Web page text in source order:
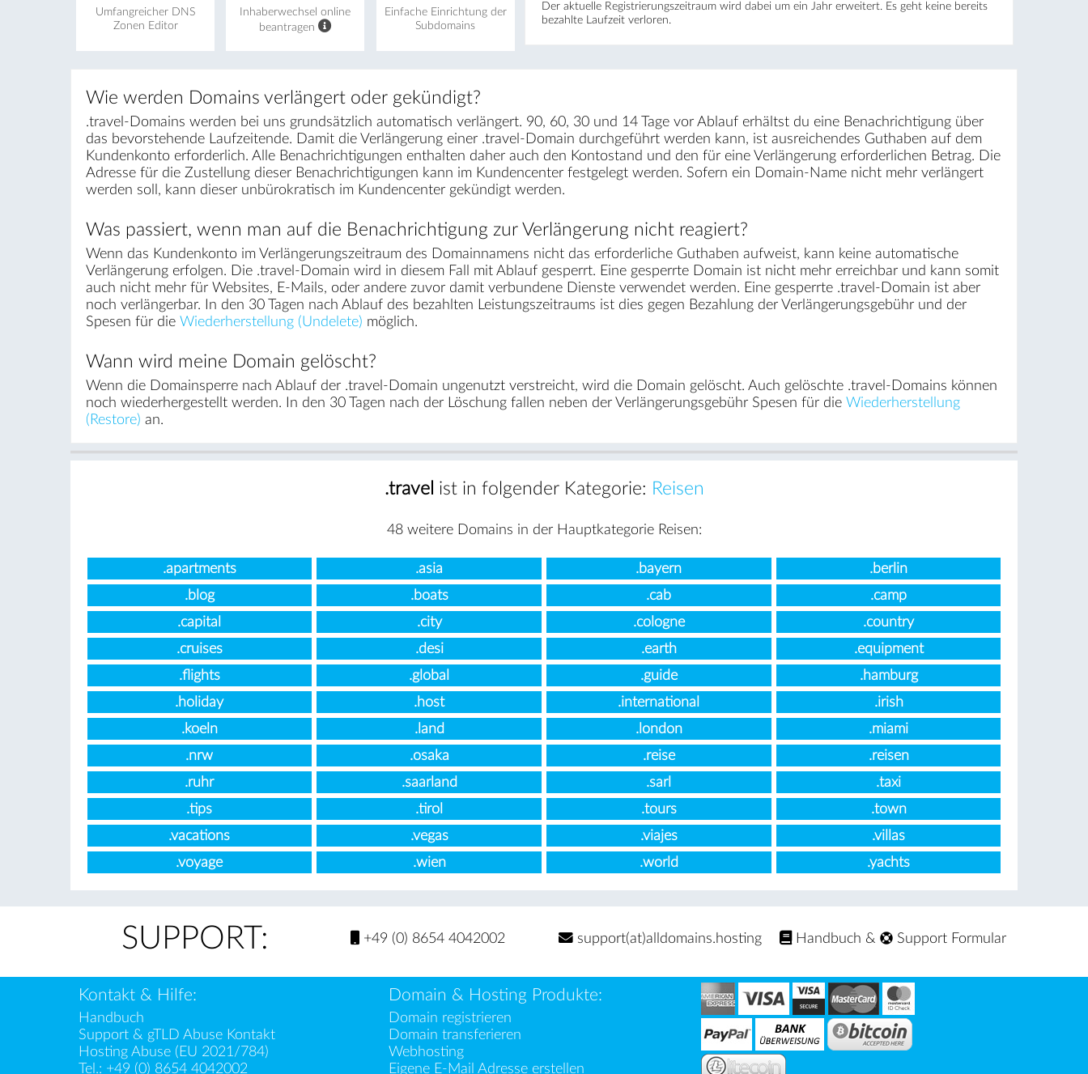
Umfangreicher DNS
Zonen Editor
Inhaberwechsel online
beantragen
Einfache Einrichtung der
Subdomains
Der aktuelle Registrierungs­zeitraum wird dabei um ein Jahr erweitert. Es geht keine bereits
bezahlte Laufzeit verloren.
Wie werden Domains verlängert oder gekündigt?
.travel-Domains werden bei uns grundsätzlich automatisch verlängert. 90, 60, 30 und 14 Tage vor Ablauf erhältst du eine Benachrichtigung über
das bevorstehende Laufzeitende. Damit die Verlängerung einer .travel-Domain durchgeführt werden kann, ist ausreichendes Guthaben auf dem
Kundenkonto erforderlich. Alle Benachrichtigungen enthalten daher auch den Kontostand und den für eine Verlängerung erforderlichen Betrag. Die
Adresse für die Zustellung dieser Benachrichtigungen kann im Kundencenter festgelegt werden. Sofern ein Domain-Name nicht mehr verlängert
werden soll, kann dieser unbürokratisch im Kundencenter gekündigt werden.
Was passiert, wenn man auf die Benachrichtigung zur Verlängerung nicht reagiert?
Wenn das Kundenkonto im Verlängerungszeitraum des Domainnamens nicht das erforderliche Guthaben aufweist, kann keine automatische
Verlängerung erfolgen. Die .travel-Domain wird in diesem Fall mit Ablauf gesperrt. Eine gesperrte Domain ist nicht mehr erreichbar und kann somit
auch nicht mehr für Websites, E-Mails, oder andere zuvor damit verbundene Dienste verwendet werden. Eine gesperrte .travel-Domain ist aber
noch verlängerbar. In den 30 Tagen nach Ablauf des bezahlten Leistungszeitraums ist dies gegen Bezahlung der Verlängerungsgebühr und der
Spesen für die Wiederherstellung (Undelete) möglich.
Wann wird meine Domain gelöscht?
Wenn die Domainsperre nach Ablauf der .travel-Domain ungenutzt verstreicht, wird die Domain gelöscht. Auch gelöschte .travel-Domains können
noch wiederhergestellt werden. In den 30 Tagen nach der Löschung fallen neben der Verlängerungsgebühr Spesen für die Wiederherstellung
(Restore) an.
.travel ist in folgender Kategorie: Reisen
48 weitere Domains in der Hauptkategorie Reisen:
.apartments .asia .bayern
.berlin
.blog
.boats .cab
.camp
.capital
.city .cologne
.country
.cruises
.desi .earth
.equipment
.flights
.global .guide
.hamburg
.holiday
.host .international
.irish
.koeln
.land .london
.miami
.nrw
.osaka .reise
.reisen
.ruhr
.saarland .sarl
.taxi
.tips
.tirol .tours
.town
.vacations
.vegas .viajes
.villas
.voyage
.wien .world .yachts
SUPPORT: +49 (0) 8654 4042002 support(at)alldomains.hosting Handbuch & Support Formular
Kontakt & Hilfe:
Handbuch
Support & gTLD Abuse Kontakt
Hosting Abuse (EU 2021/784)
Tel.: +49 (0) 8654 4042002
Domain & Hosting Produkte:
Domain registrieren
Domain transferieren
Webhosting
Eigene E-Mail Adresse erstellen